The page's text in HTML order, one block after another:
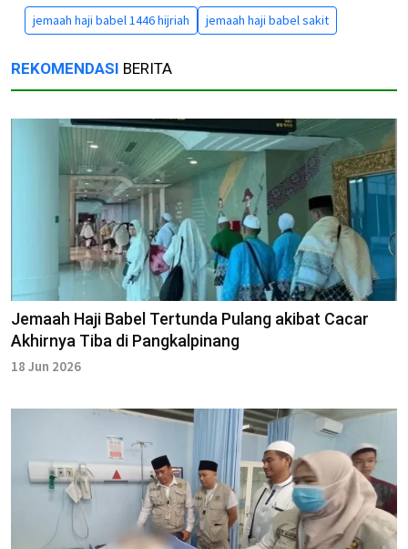
jemaah haji babel 1446 hijriah jemaah haji babel sakit
REKOMENDASI BERITA
Jemaah Haji Babel Tertunda Pulang akibat Cacar
Akhirnya Tiba di Pangkalpinang
18 Jun 2026